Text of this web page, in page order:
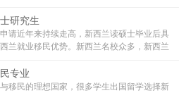
供多元化优秀本科课程，本文详细介绍新西
求，留学费用。
研究生
请近年来持续走高，新西兰读硕士毕业后具
兰就业移民优势。新西兰名校众多，新西兰
了解的问题。
专业
移民的理想国家，很多学生出国留学选择新